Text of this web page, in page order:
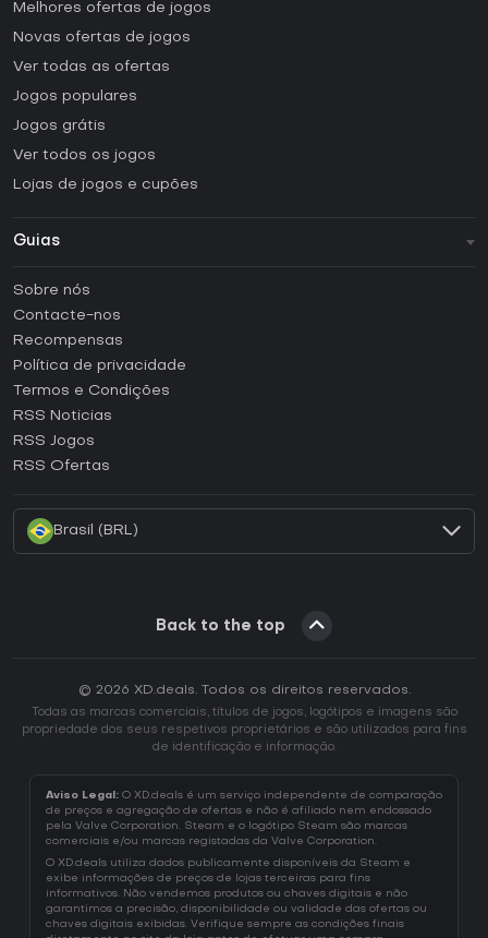
Melhores ofertas de jogos
Novas ofertas de jogos
Ver todas as ofertas
Jogos populares
Jogos grátis
Ver todos os jogos
Lojas de jogos e cupões
Guias
Como ativar uma CD Key Steam?
Como ativar uma CD Key Epic Games?
Como ativar uma CD Key GOG?
Como ativar uma CD Key Ubisoft Connect?
Sobre nós
Contacte-nos
Recompensas
Política de privacidade
Termos e Condições
RSS Noticias
RSS Jogos
RSS Ofertas
Brasil (BRL)
Back to the top
© 2026 XD.deals. Todos os direitos reservados.
Todas as marcas comerciais, títulos de jogos, logótipos e imagens são
propriedade dos seus respetivos proprietários e são utilizados para fins
de identificação e informação.
Aviso Legal: O XD.deals é um serviço independente de comparação
de preços e agregação de ofertas e não é afiliado nem endossado
pela Valve Corporation. Steam e o logótipo Steam são marcas
comerciais e/ou marcas registadas da Valve Corporation.
O XD.deals utiliza dados publicamente disponíveis da Steam e
exibe informações de preços de lojas terceiras para fins
informativos. Não vendemos produtos ou chaves digitais e não
garantimos a precisão, disponibilidade ou validade das ofertas ou
chaves digitais exibidas. Verifique sempre as condições finais